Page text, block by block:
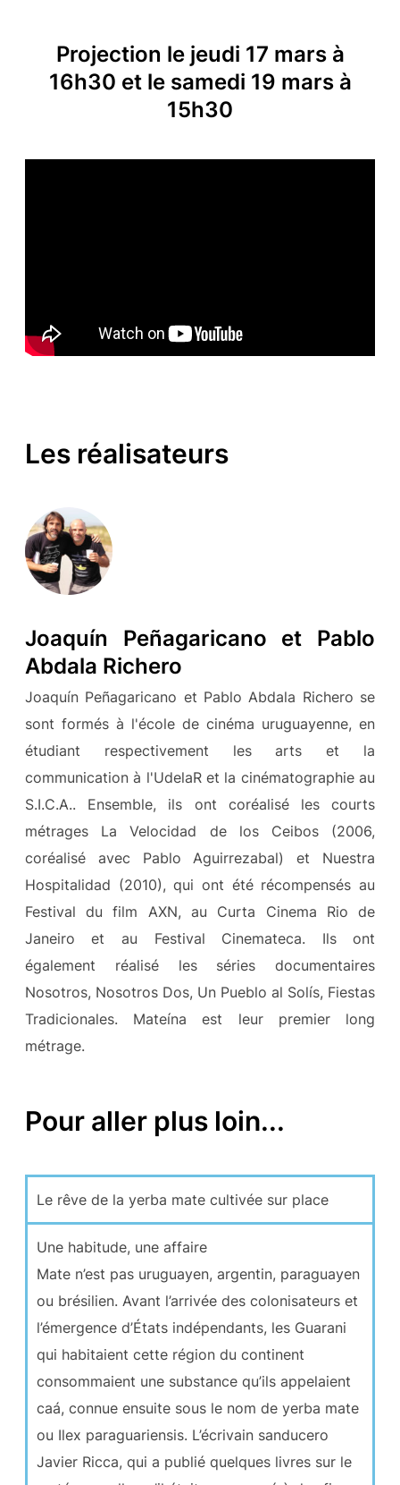
Projection le jeudi 17 mars à
16h30 et le samedi 19 mars à
15h30
Les réalisateurs
Joaquín Peñagaricano et Pablo
Abdala Richero
Joaquín Peñagaricano et Pablo Abdala Richero se
sont formés à l'école de cinéma uruguayenne, en
étudiant respectivement les arts et la
communication à l'UdelaR et la cinématographie au
S.I.C.A.. Ensemble, ils ont coréalisé les courts
métrages La Velocidad de los Ceibos (2006,
coréalisé avec Pablo Aguirrezabal) et Nuestra
Hospitalidad (2010), qui ont été récompensés au
Festival du film AXN, au Curta Cinema Rio de
Janeiro et au Festival Cinemateca. Ils ont
également réalisé les séries documentaires
Nosotros, Nosotros Dos, Un Pueblo al Solís, Fiestas
Tradicionales. Mateína est leur premier long
métrage.
Pour aller plus loin...
Le rêve de la yerba mate cultivée sur place
Une habitude, une affaire
Mate n’est pas uruguayen, argentin, paraguayen
ou brésilien. Avant l’arrivée des colonisateurs et
l’émergence d’États indépendants, les Guarani
qui habitaient cette région du continent
consommaient une substance qu’ils appelaient
caá, connue ensuite sous le nom de yerba mate
ou Ilex paraguariensis. L’écrivain sanducero
Javier Ricca, qui a publié quelques livres sur le